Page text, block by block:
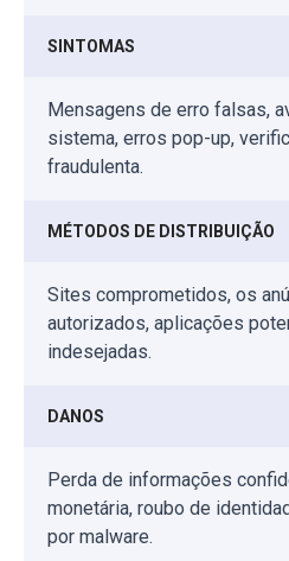
SINTOMAS
Mensagens de erro falsas,
sistema, erros pop-up,
fraudulenta.
MÉTODOS DE DISTRIBUIÇÃO
Sites comprometidos, os
autorizados, aplicações
indesejadas.
DANOS
Perda de informações
monetária, roubo de
por malware.